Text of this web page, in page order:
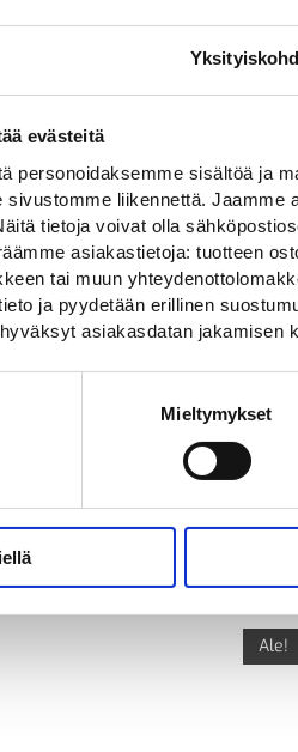
evästeitä
personoidaksemme sisältöä ja
sivustomme liikennettä. Jaamme
tietoja voivat olla
asiakastietoja: tuotteen
tai muun
ja pyydetään erillinen
asiakasdatan jakamisen
Mieltymykset
PC-pylväälle
tiiviste Jislon taipuisalle pollarille
Ale!